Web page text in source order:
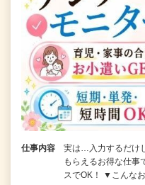
仕事内容
実は…入力するだけ
もらえるお得な仕事
スでOK！ ▼こんな